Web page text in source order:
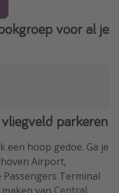
voor al je
parkeren
een hoop gedoe. Ga je
Airport,
Terminal